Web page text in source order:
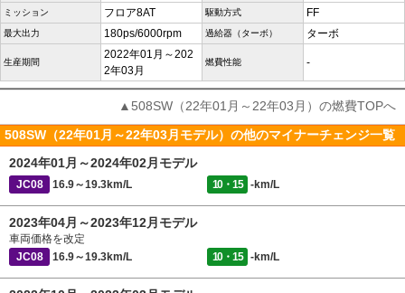
ミッション フロア8AT 駆動方式 FF
最大出力 180ps/6000rpm 過給器（ターボ） ターボ
生産期間
2022年01月～202
2年03月
燃費性能 -
▲508SW（22年01月～22年03月）の燃費TOPへ
508SW（22年01月～22年03月モデル）の他のマイナーチェンジ一覧
2024年01月～2024年02月モデル
JC08 16.9～19.3km/L 10・15 -km/L
2023年04月～2023年12月モデル
車両価格を改定
JC08
16.9～19.3km/L 10・15 -km/L